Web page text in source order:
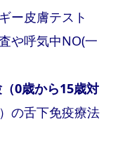
ー皮膚テスト
や呼気中NO(一
0歳から15歳対
の舌下免疫療法